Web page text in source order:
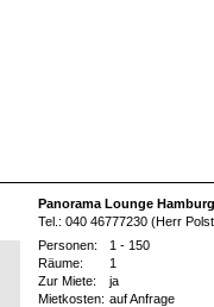
Panorama Lounge
Tel.: 040 46777230 (Herr
Personen:
1 - 150
Räume:
1
Zur Miete:
ja
Mietkosten: auf Anfrage